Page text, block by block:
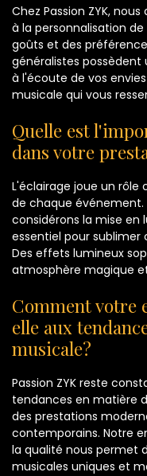
Chez Passion ZYK,
à la personnalisation
goûts et des
généralistes
à l'écoute de vos
musicale qui vous
Quelle est
dans votre
L'éclairage joue un rôle
de chaque événement.
considérons la mise
essentiel pour
Des effets lumineux
atmosphère magique
Comment votre
elle aux
musicale?
Passion ZYK reste
tendances en matière
des prestations
contemporains. Notre
la qualité nous permet
musicales uniques et